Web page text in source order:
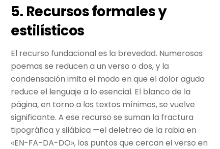
5. Recursos formales y
estilísticos
El recurso fundacional es la brevedad. Numerosos
poemas se reducen a un verso o dos, y la
condensación imita el modo en que el dolor agudo
reduce el lenguaje a lo esencial. El blanco de la
página, en torno a los textos mínimos, se vuelve
significante. A ese recurso se suman la fractura
tipográfica y silábica —el deletreo de la rabia en
«EN-FA-DA-DO», los puntos que cercan el verso en